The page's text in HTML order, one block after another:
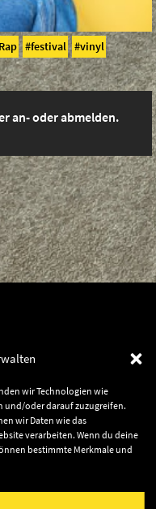
wir Technologien wie
und/oder darauf zuzugreifen.
wir Daten wie das
verarbeiten. Wenn du deine
bestimmte Merkmale und
festival
vinyl
an- oder abmelden.
Us